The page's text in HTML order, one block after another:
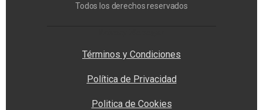
Todos los derechos reservados
Términos y Condiciones
Política de Privacidad
Politica de Cookies